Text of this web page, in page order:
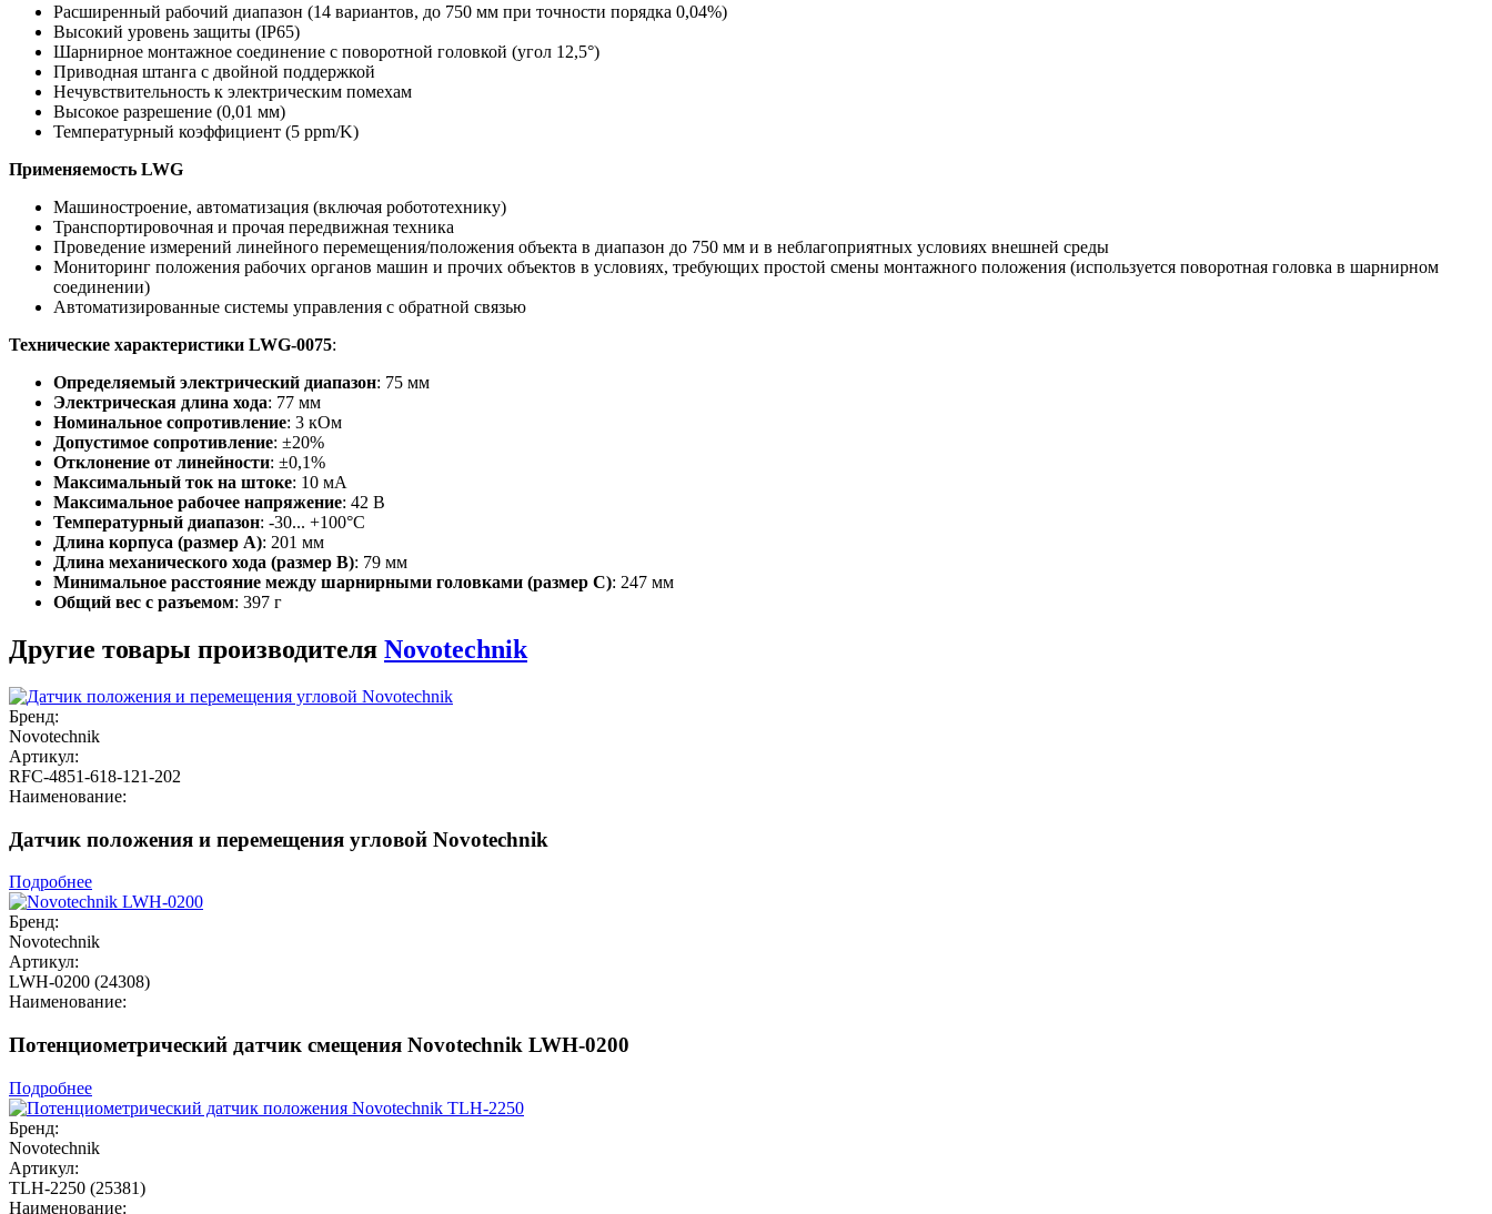
Расширенный рабочий диапазон (14 вариантов, до 750 мм при точности порядка 0,04%)
Высокий уровень защиты (IP65)
Шарнирное монтажное соединение с поворотной головкой (угол 12,5°)
Приводная штанга с двойной поддержкой
Нечувствительность к электрическим помехам
Высокое разрешение (0,01 мм)
Температурный коэффициент (5 ppm/K)
Применяемость LWG
Машиностроение, автоматизация (включая робототехнику)
Транспортировочная и прочая передвижная техника
Проведение измерений линейного перемещения/положения объекта в диапазон до 750 мм и в неблагоприятных условиях внешней среды
Мониторинг положения рабочих органов машин и прочих объектов в условиях, требующих простой смены монтажного положения (используется поворотная головка в шарнирном
соединении)
Автоматизированные системы управления с обратной связью
Технические характеристики LWG-0075:
Определяемый электрический диапазон: 75 мм
Электрическая длина хода: 77 мм
Номинальное сопротивление: 3 кОм
Допустимое сопротивление: ±20%
Отклонение от линейности: ±0,1%
Максимальный ток на штоке: 10 мА
Максимальное рабочее напряжение: 42 В
Температурный диапазон: -30... +100°C
Длина корпуса (размер А): 201 мм
Длина механического хода (размер B): 79 мм
Минимальное расстояние между шарнирными головками (размер C): 247 мм
Общий вес с разъемом: 397 г
Другие товары производителя Novotechnik
Бренд:
Novotechnik
Артикул:
RFC-4851-618-121-202
Наименование:
Датчик положения и перемещения угловой Novotechnik
Подробнее
Бренд:
Novotechnik
Артикул:
LWH-0200 (24308)
Наименование:
Потенциометрический датчик смещения Novotechnik LWH-0200
Подробнее
Бренд:
Novotechnik
Артикул:
TLH-2250 (25381)
Наименование: